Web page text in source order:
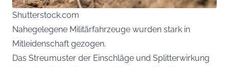
Shutterstock.com
Nahegelegene Militärfahrzeuge wurden stark in
Mitleidenschaft gezogen.
Das Streumuster der Einschläge und Splitterwirkung